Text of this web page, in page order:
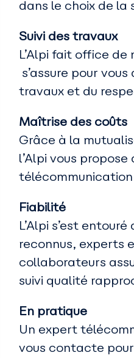
dans le choix de la
Suivi des travaux
L’Alpi fait office de
s’assure pour
travaux et du
Maîtrise des coûts
Grâce à la
l’Alpi vous
télécommunication
Fiabilité
L’Alpi s’est
reconnus, experts
collaborateurs
suivi qualité
En pratique
Un expert
vous contacte